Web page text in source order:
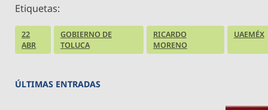
Etiquetas:
22
ABR
GOBIERNO DE
TOLUCA
RICARDO
MORENO
UAEMÉX
ÚLTIMAS ENTRADAS